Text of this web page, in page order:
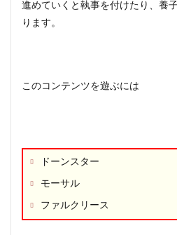
進めていくと執事を付けたり、養
ります。
このコンテンツを遊ぶには
ドーンスター
モーサル
ファルクリース